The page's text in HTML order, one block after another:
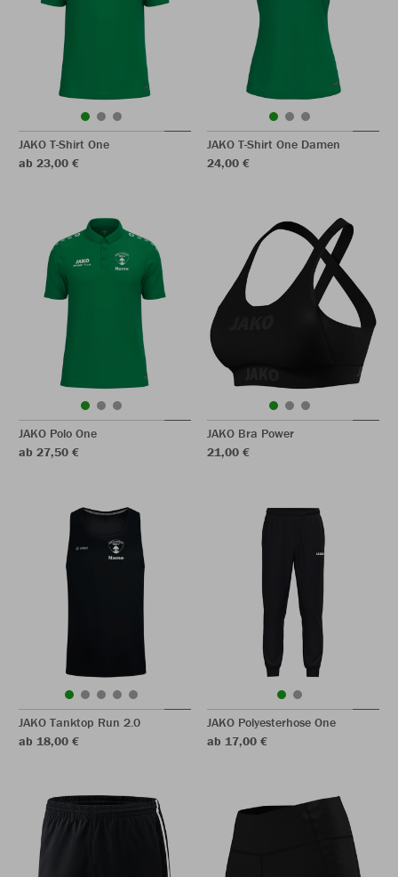
JAKO T-Shirt One
ab 23,00 €
JAKO T-Shirt One Damen
24,00 €
JAKO Polo One
ab 27,50 €
JAKO Bra Power
21,00 €
JAKO Tanktop Run 2.0
ab 18,00 €
JAKO Polyesterhose One
ab 17,00 €